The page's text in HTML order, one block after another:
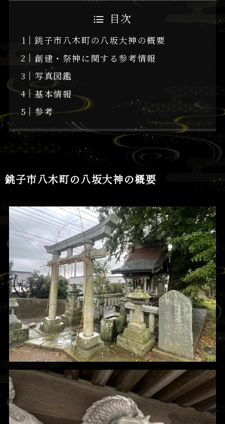
目次
銚子市八木町の八坂大神の概要
創建・祭神に関する参考情報
写真図鑑
基本情報
参考
銚子市八木町の八坂大神の概要